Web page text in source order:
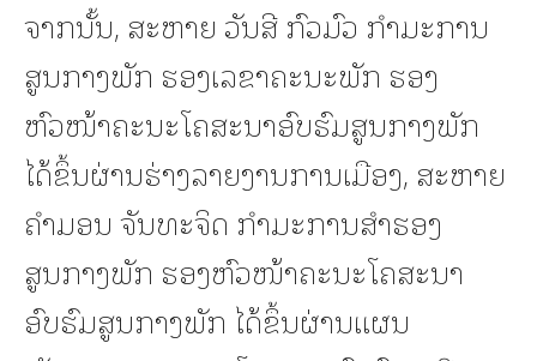
ຈາກນັ້ນ, ສະຫາຍ ວັນສີ ກົວມົວ ກຳມະການ
ສູນກາງພັກ ຮອງເລຂາຄະນະພັກ ຮອງ
ຫົວໜ້າຄະນະໂຄສະນາອົບຮົມສູນກາງພັກ
ໄດ້ຂຶ້ນຜ່ານຮ່າງລາຍງານການເມືອງ, ສະຫາຍ
ຄຳມອນ ຈັນທະຈິດ ກຳມະການສຳຮອງ
ສູນກາງພັກ ຮອງຫົວໜ້າຄະນະໂຄສະນາ
ອົບຮົມສູນກາງພັກ ໄດ້ຂຶ້ນຜ່ານແຜນ